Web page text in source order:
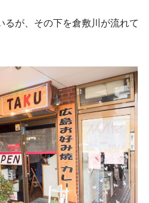
るが、その下を倉敷川が流れて